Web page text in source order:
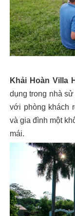
Khải Hoàn Villa
dụng trong nhà
với phòng khách
và gia đình một
mái.